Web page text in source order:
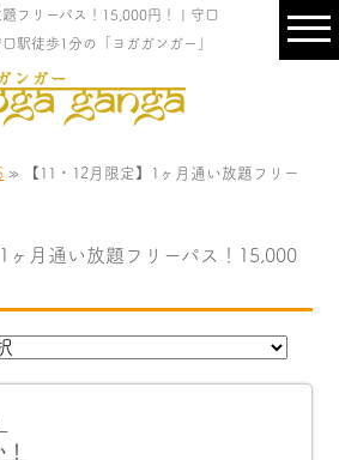
フリーパス！15,000円！ | 守口
駅徒歩1分の「ヨガガンガー」
» 【11・12月限定】1ヶ月通い放題フリー
ヶ月通い放題フリーパス！15,000